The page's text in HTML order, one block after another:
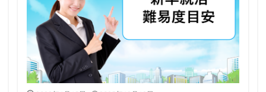
落ちてから
自己分析ツール 身バレ
自己分析
自己PR動画
職種 職務経歴書
職サークル
締切
第二新卒とは
第二新卒エージェントneo
第二新卒
超優良企業 種類
長所
面談
面接 難易度
難しく考えすぎ